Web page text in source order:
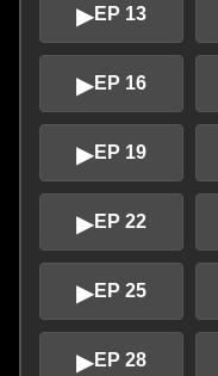
▶EP 13
▶EP 16
▶EP 19
▶EP 22
▶EP 25
▶EP 28